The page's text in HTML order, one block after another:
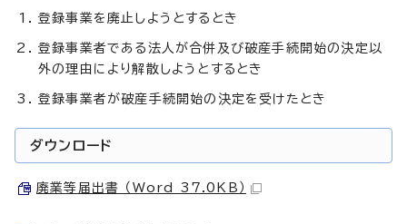
登録事業を廃止しようとするとき
登録事業者である法人が合併及び破産手続開始の決定以
外の理由により解散しようとするとき
登録事業者が破産手続開始の決定を受けたとき
ダウンロード
廃業等届出書 （Word 37.0KB）